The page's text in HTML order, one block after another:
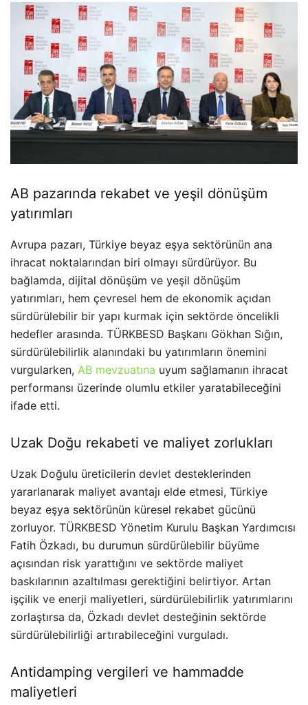
AB pazarında rekabet ve yeşil dönüşüm
yatırımları
Avrupa pazarı, Türkiye beyaz eşya sektörünün ana
ihracat noktalarından biri olmayı sürdürüyor. Bu
bağlamda, dijital dönüşüm ve yeşil dönüşüm
yatırımları, hem çevresel hem de ekonomik açıdan
sürdürülebilir bir yapı kurmak için sektörde öncelikli
hedefler arasında. TÜRKBESD Başkanı Gökhan Sığın,
sürdürülebilirlik alanındaki bu yatırımların önemini
vurgularken, AB mevzuatına uyum sağlamanın ihracat
performansı üzerinde olumlu etkiler yaratabileceğini
ifade etti.
Uzak Doğu rekabeti ve maliyet zorlukları
Uzak Doğulu üreticilerin devlet desteklerinden
yararlanarak maliyet avantajı elde etmesi, Türkiye
beyaz eşya sektörünün küresel rekabet gücünü
zorluyor. TÜRKBESD Yönetim Kurulu Başkan Yardımcısı
Fatih Özkadı, bu durumun sürdürülebilir büyüme
açısından risk yarattığını ve sektörde maliyet
baskılarının azaltılması gerektiğini belirtiyor. Artan
işçilik ve enerji maliyetleri, sürdürülebilirlik yatırımlarını
zorlaştırsa da, Özkadı devlet desteğinin sektörde
sürdürülebilirliği artırabileceğini vurguladı.
Antidamping vergileri ve hammadde
maliyetleri